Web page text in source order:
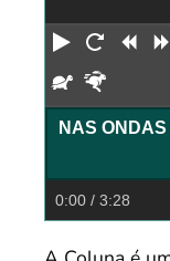
Devagar
0:00 / 3:28